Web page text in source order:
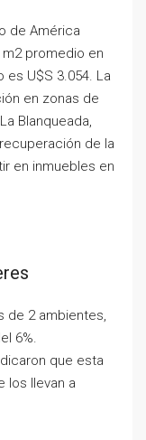
de América
m2 promedio en
U$S 3.054. La
en zonas de
Blanqueada,
de la
en inmuebles en
de 2 ambientes,
6%.
que esta
los llevan a